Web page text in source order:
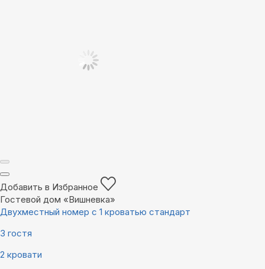
Добавить в Избранное
Гостевой дом «Вишневка»
Двухместный номер с 1 кроватью стандарт
3 гостя
2 кровати